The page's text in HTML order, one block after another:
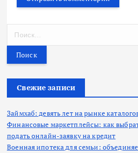
т
Свежие записи
Займхаб: девять лет на рынке
Финансовые маркетплейсы: как
подать онлайн-заявку на кредит
Военная ипотека для семьи: